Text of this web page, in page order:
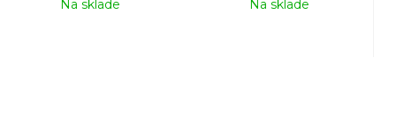
Na sklade Na sklade